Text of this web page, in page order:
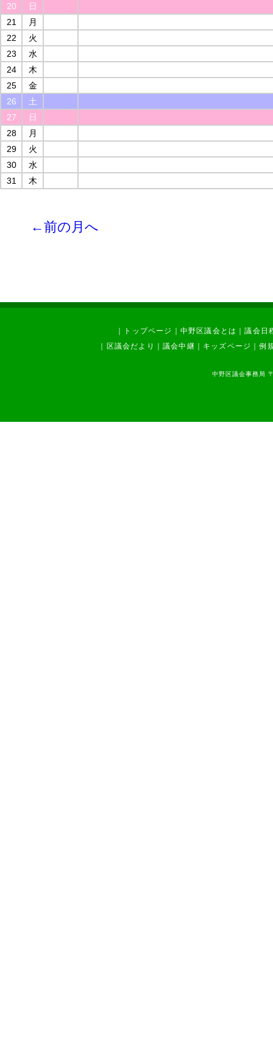
20
日
21
月
22
火
23
水
24
木
25
金
26
土
27
日
28
月
29
火
30
水
31
木
←前の月へ
トップページ 中野区議会とは ｜議会日
区議会だより ｜議会中継 キッズページ ｜例
中野区議会事務局